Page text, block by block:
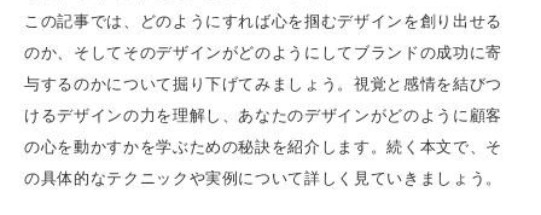
この記事では、どのようにすれば心を掴むデザインを創り出せる
のか、そしてそのデザインがどのようにしてブランドの成功に寄
与するのかについて掘り下げてみましょう。視覚と感情を結びつ
けるデザインの力を理解し、あなたのデザインがどのように顧客
の心を動かすかを学ぶための秘訣を紹介します。続く本文で、そ
の具体的なテクニックや実例について詳しく見ていきましょう。